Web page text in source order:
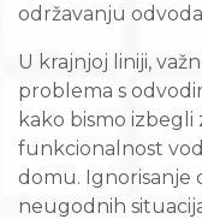
održavanju
U krajnjoj liniji,
problema s
kako bismo izbegli
funkcionalnost
domu. Ignorisanje
neugodnih